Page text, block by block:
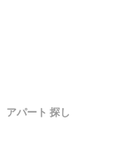
アパート 探し